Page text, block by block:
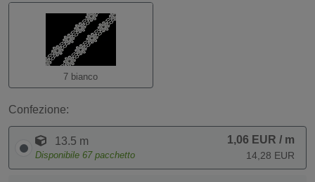
7 bianco
Confezione:
13.5 m
Disponibile 67 pacchetto
1,06 EUR / m
14,28 EUR